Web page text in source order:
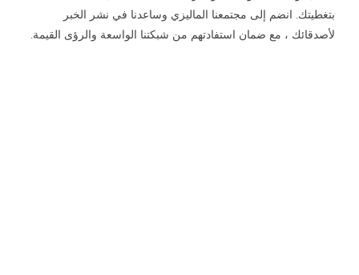
بتغطيتك. انضم إلى مجتمعنا الماليزي وساعدنا في نشر الخبر
لأصدقائك ، مع ضمان استفادتهم من شبكتنا الواسعة والرؤى القيمة.